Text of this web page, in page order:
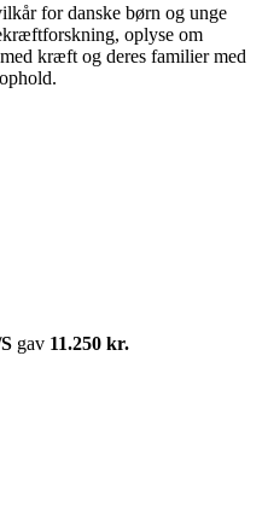
for danske børn og unge
oplyse om
kræft og deres familier med
gav 11.250 kr.